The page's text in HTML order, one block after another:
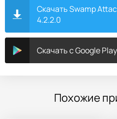
Скачать Swamp
4.2.2.0
Скачать с Google Play
Похожие